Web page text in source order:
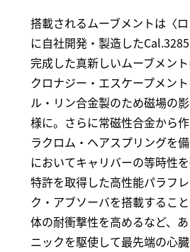
搭載されるムーブメントは〈
に自社開発・製造した
完成した真新しいムーブメン
クロナジー・エスケープメン
ル・リン合金製のため磁場の
様に。さらに常磁性合金から
ラクロム・ヘアスプリングを
においてキャリバーの等時性
特許を取得した高性能パラフ
ク・アブソーバを搭載するこ
体の耐衝撃性を高めるなど、
ニックを駆使して最先端の心臓